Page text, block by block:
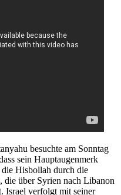
besuchte am Sonntag
sein Hauptaugenmerk
Hisbollah durch die
die über Syrien nach Libanon
Israel verfolgt mit seiner